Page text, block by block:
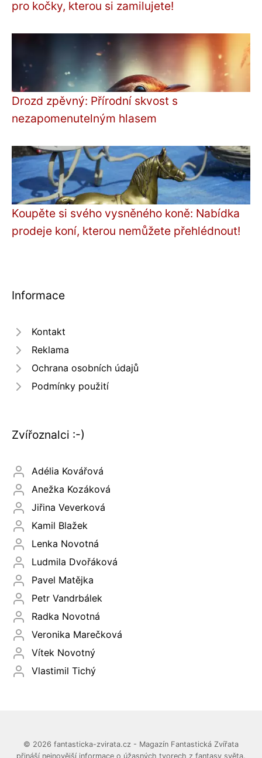
pro kočky, kterou si zamilujete!
Drozd zpěvný: Přírodní skvost s
nezapomenutelným hlasem
Koupěte si svého vysněného koně: Nabídka
prodeje koní, kterou nemůžete přehlédnout!
Informace
Kontakt
Reklama
Ochrana osobních údajů
Podmínky použití
Zvířoznalci :-)
Adélia Kovářová
Anežka Kozáková
Jiřina Veverková
Kamil Blažek
Lenka Novotná
Ludmila Dvořáková
Pavel Matějka
Petr Vandrbálek
Radka Novotná
Veronika Marečková
Vítek Novotný
Vlastimil Tichý
© 2026 fantasticka-zvirata.cz - Magazín Fantastická Zvířata
přináší nejnovější informace o úžasných tvorech z fantasy světa.